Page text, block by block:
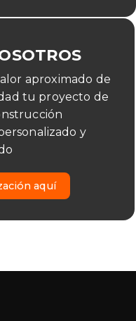
aproximado de
tu proyecto de
y
ación aquí